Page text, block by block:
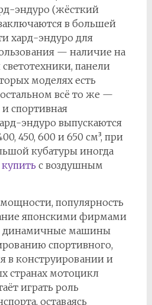
эндуро (жёсткий
в большей
хард-эндуро для
— наличие на
панели
моделях есть
остальном всё то же —
спортивная
эндуро выпускаются
450, 600 и 650 см³, при
кубатуры иногда
с воздушным
популярность
японскими фирмами
динамичные машины
спортивного,
в конструировании и
странах мотоцикл
играть роль
оставаясь